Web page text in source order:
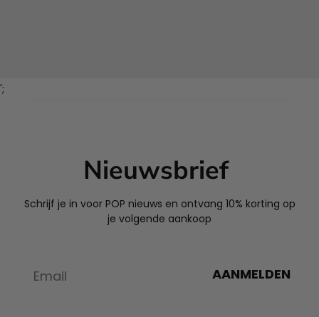
';
Nieuwsbrief
Schrijf je in voor POP nieuws en ontvang 10% korting op
je volgende aankoop
AANMELDEN